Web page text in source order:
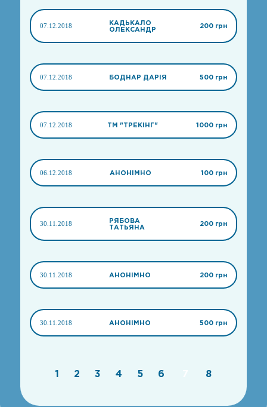
07.12.2018
КАДЬКАЛО
ОЛЕКСАНДР
200 грн
07.12.2018 БОДНАР ДАРІЯ 500 грн
07.12.2018 ТМ "ТРЕКІНГ" 1000 грн
06.12.2018 АНОНІМНО 100 грн
30.11.2018
РЯБОВА
ТАТЬЯНА
200 грн
30.11.2018 АНОНІМНО 200 грн
30.11.2018 АНОНІМНО 500 грн
1 2 3 4 5 6 8